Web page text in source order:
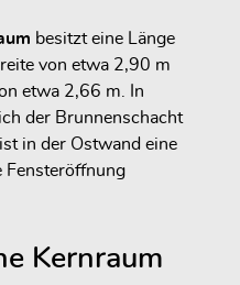
besitzt eine Länge
von etwa 2,90 m
etwa 2,66 m. In
der Brunnenschacht
in der Ostwand eine
Fensteröffnung
Kernraum